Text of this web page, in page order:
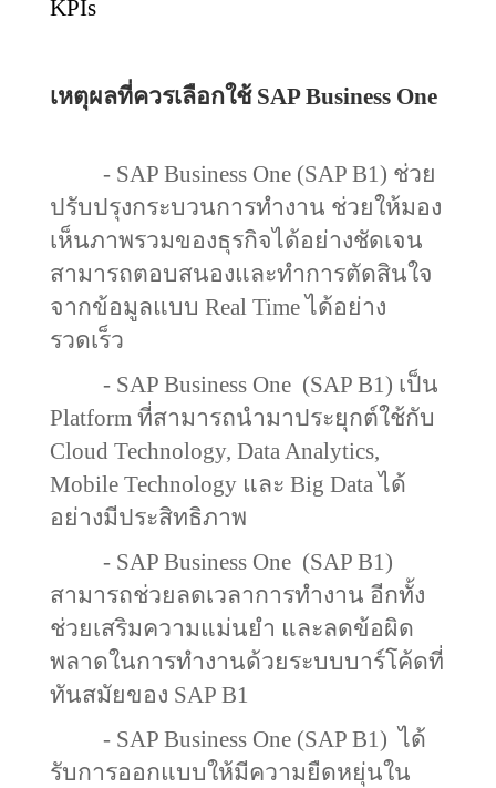
KPIs
เหตุผลที่ควรเลือกใช้ SAP Business One
- SAP Business One (SAP B1) ช่วย
ปรับปรุงกระบวนการทำงาน ช่วยให้มอง
เห็นภาพรวมของธุรกิจได้อย่างชัดเจน
สามารถตอบสนองและทำการตัดสินใจ
จากข้อมูลแบบ Real Timeได้อย่าง
รวดเร็ว
- SAP Business One (SAP B1) เป็น
Platform ที่สามารถนำมาประยุกต์ใช้กับ
Cloud Technology, Data Analytics,
Mobile Technology และ Big Dataได้
อย่างมีประสิทธิภาพ
- SAP Business One (SAP B1)
สามารถช่วยลดเวลาการทำงาน อีกทั้ง
ช่วยเสริมความแม่นยำ และลดข้อผิด
พลาดในการทำงานด้วยระบบบาร์โค้ดที่
ทันสมัยของ SAP B1
- SAP Business One (SAP B1) ได้
รับการออกแบบให้มีความยืดหยุ่นใน